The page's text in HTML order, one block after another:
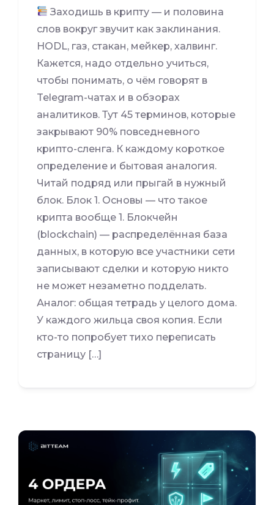
Заходишь в крипту — и половина
слов вокруг звучит как заклинания.
HODL, газ, стакан, мейкер, халвинг.
Кажется, надо отдельно учиться,
чтобы понимать, о чём говорят в
Telegram-чатах и в обзорах
аналитиков. Тут 45 терминов, которые
закрывают 90% повседневного
крипто-сленга. К каждому короткое
определение и бытовая аналогия.
Читай подряд или прыгай в нужный
блок. Блок 1. Основы — что такое
крипта вообще 1. Блокчейн
(blockchain) — распределённая база
данных, в которую все участники сети
записывают сделки и которую никто
не может незаметно подделать.
Аналог: общая тетрадь у целого дома.
У каждого жильца своя копия. Если
кто-то попробует тихо переписать
страницу […]